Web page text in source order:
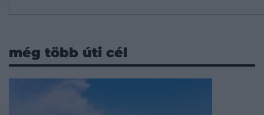
még több úti cél